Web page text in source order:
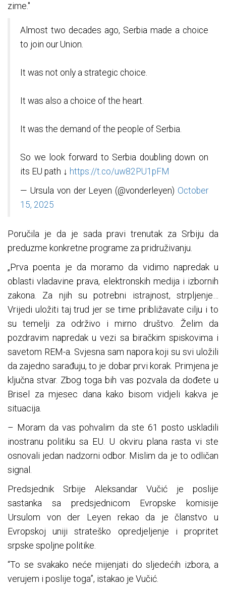
zime."
Almost two decades ago, Serbia made a choice
to join our Union.
It was not only a strategic choice.
It was also a choice of the heart.
It was the demand of the people of Serbia.
So we look forward to Serbia doubling down on
its EU path ↓ https://t.co/uw82PU1pFM
— Ursula von der Leyen (@vonderleyen) October
15, 2025
Poručila je da je sada pravi trenutak za Srbiju da
preduzme konkretne programe za pridruživanju.
„Prva poenta je da moramo da vidimo napredak u
oblasti vladavine prava, elektronskih medija i izbornih
zakona. Za njih su potrebni istrajnost, strpljenje…
Vrijedi uložiti taj trud jer se time približavate cilju i to
su temelji za održivo i mirno društvo. Želim da
pozdravim napredak u vezi sa biračkim spiskovima i
savetom REM-a. Svjesna sam napora koji su svi uložili
da zajedno sarađuju, to je dobar prvi korak. Primjena je
ključna stvar. Zbog toga bih vas pozvala da dođete u
Brisel za mjesec dana kako bisom vidjeli kakva je
situacija.
– Moram da vas pohvalim da ste 61 posto uskladili
inostranu politiku sa EU. U okviru plana rasta vi ste
osnovali jedan nadzorni odbor. Mislim da je to odličan
signal.
Predsjednik Srbije Aleksandar Vučić je poslije
sastanka sa predsjednicom Evropske komisije
Ursulom von der Leyen rekao da je članstvo u
Evropskoj uniji strateško opredjeljenje i propritet
srpske spoljne politike.
“To se svakako neće mijenjati do sljedećih izbora, a
verujem i poslije toga”, istakao je Vučić.